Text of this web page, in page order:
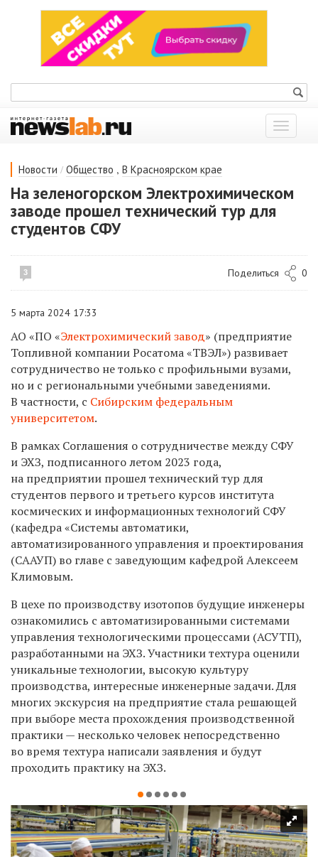
Показать
меню
Новости / Общество , В Красноярском крае
На зеленогорском Электрохимическом
заводе прошел технический тур для
студентов СФУ
3 Поделиться 0
5 марта 2024 17:33
АО «ПО «Электрохимический завод» (предприятие
Топливной компании Росатома «ТВЭЛ») развивает
сотрудничество не только с профильными вузами,
но и с региональными учебными заведениями.
В частности, с Сибирским федеральным
университетом.
В рамках Соглашения о сотрудничестве между СФУ
и ЭХЗ, подписанного летом 2023 года,
на предприятии прошел технический тур для
студентов первого и третьего курсов института
космических и информационных технологий СФУ
(кафедра «Системы автоматики,
автоматизированного управления и проектирования
(СААУП) во главе с заведующим кафедрой Алексеем
Климовым.
В цехе по производству изотопов будущие инженеры
ознакомились с автоматизированными системами
управления технологическими процессами (АСУТП),
разработанными на ЭХЗ. Участники техтура оценили
уникальные технологии, высокую культуру
производства, интересные инженерные задачи. Для
многих экскурсия на предприятие стала решающей
при выборе места прохождения производственной
практики — несколько человек непосредственно
во время техтура написали заявления и будут
проходить практику на ЭХЗ.